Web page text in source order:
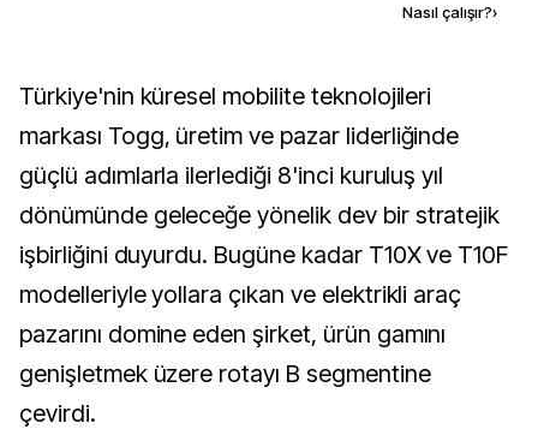
Nasıl çalışır?›
Türkiye'nin küresel mobilite teknolojileri
markası Togg, üretim ve pazar liderliğinde
güçlü adımlarla ilerlediği 8'inci kuruluş yıl
dönümünde geleceğe yönelik dev bir stratejik
işbirliğini duyurdu. Bugüne kadar T10X ve T10F
modelleriyle yollara çıkan ve elektrikli araç
pazarını domine eden şirket, ürün gamını
genişletmek üzere rotayı B segmentine
çevirdi.